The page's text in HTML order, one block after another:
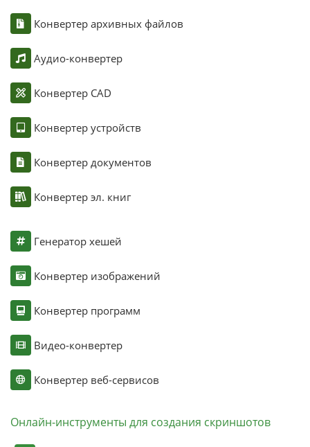
Конвертер архивных файлов
Аудио-конвертер
Конвертер CAD
Конвертер устройств
Конвертер документов
Конвертер эл. книг
Генератор хешей
Конвертер изображений
Конвертер программ
Видео-конвертер
Конвертер веб-сервисов
Онлайн-инструменты для создания скриншотов